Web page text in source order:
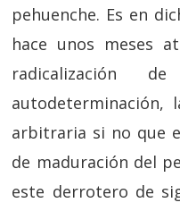
pehuenche. Es en
hace unos meses
autodeterminación,
arbitraria si no que
de maduración del
este derrotero de